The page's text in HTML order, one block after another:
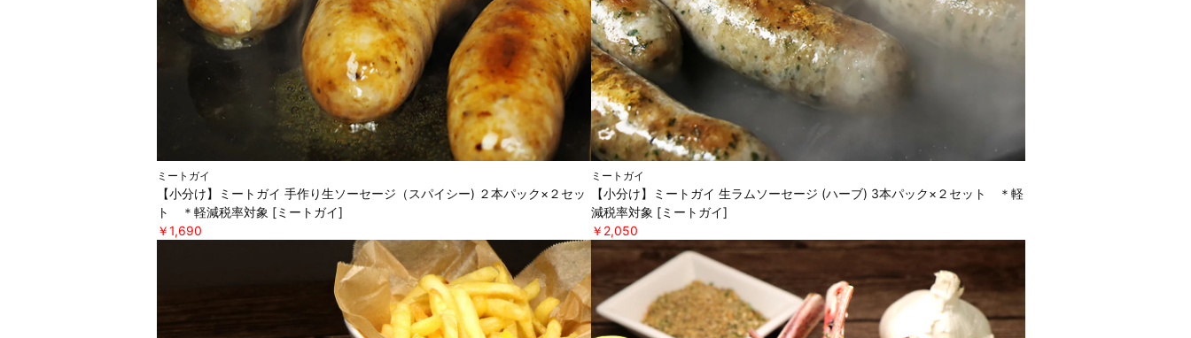
ミートガイ
【小分け】ミートガイ 手作り生ソーセージ（スパイシー) ２本パック×２セッ
ト ＊軽減税率対象 [ミートガイ]
￥1,690
ミートガイ
【小分け】ミートガイ 生ラムソーセージ (ハーブ) 3本パック×２セット ＊軽
減税率対象 [ミートガイ]
￥2,050